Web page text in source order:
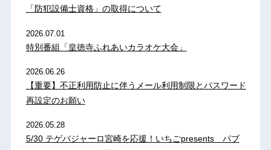
「防犯設備士資格」の取得について
2026.07.01
特別番組「皇徳寺ふれあいカラオケ大会」
2026.06.26
【重要】不正利用防止に伴うメール利用制限とパスワード
再設定のお願い
2026.05.28
5/30 テゲバジャーロ宮崎を応援！いちごpresents パブ